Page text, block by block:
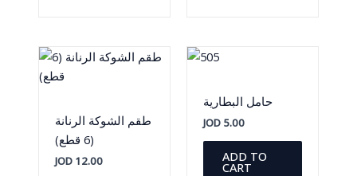
طقم الشوكة الرنانة
(6 قطع)
JOD12.00
حامل البطارية
JOD 5.00
ADD TO
CART